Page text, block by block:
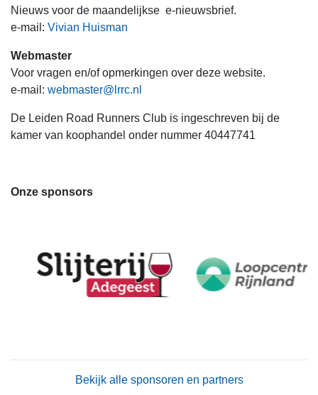
Nieuws voor de maandelijkse e-nieuwsbrief.
e-mail: Vivian Huisman
Webmaster
Voor vragen en/of opmerkingen over deze website.
e-mail: webmaster@lrrc.nl
De Leiden Road Runners Club is ingeschreven bij de
kamer van koophandel onder nummer 40447741
Onze sponsors
Bekijk alle sponsoren en partners